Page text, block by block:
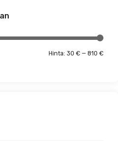
Hinta: 30 € — 810 €